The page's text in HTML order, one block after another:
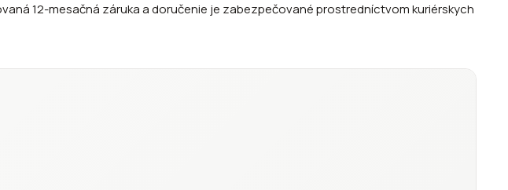
12-mesačná záruka a doručenie je zabezpečované prostredníctvom kuriérskych